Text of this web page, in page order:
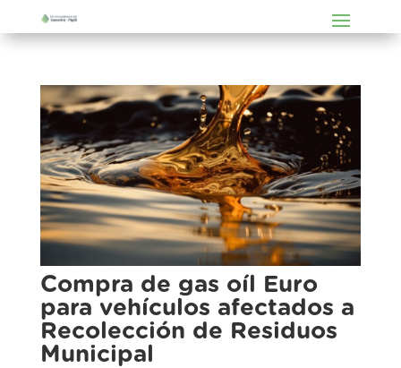
Compra de gas oíl Euro
para vehículos afectados a
Recolección de Residuos
Municipal